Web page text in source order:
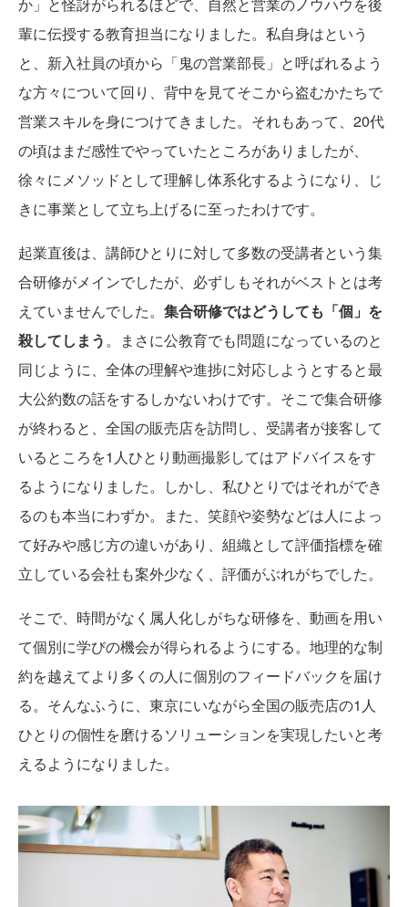
か」と怪訝がられるほどで、自然と営業のノウハウを後
輩に伝授する教育担当になりました。私自身はという
と、新入社員の頃から「鬼の営業部長」と呼ばれるよう
な方々について回り、背中を見てそこから盗むかたちで
営業スキルを身につけてきました。それもあって、20代
の頃はまだ感性でやっていたところがありましたが、
徐々にメソッドとして理解し体系化するようになり、じ
きに事業として立ち上げるに至ったわけです。
起業直後は、講師ひとりに対して多数の受講者という集
合研修がメインでしたが、必ずしもそれがベストとは考
えていませんでした。 集合研修ではどうしても「個」を
殺してしまう。まさに公教育でも問題になっているのと
同じように、全体の理解や進捗に対応しようとすると最
大公約数の話をするしかないわけです。そこで集合研修
が終わると、全国の販売店を訪問し、受講者が接客して
いるところを1人ひとり動画撮影してはアドバイスをす
るようになりました。しかし、私ひとりではそれができ
るのも本当にわずか。また、笑顔や姿勢などは人によっ
て好みや感じ方の違いがあり、組織として評価指標を確
立している会社も案外少なく、評価がぶれがちでした。
そこで、時間がなく属人化しがちな研修を、動画を用い
て個別に学びの機会が得られるようにする。地理的な制
約を越えてより多くの人に個別のフィードバックを届け
る。そんなふうに、東京にいながら全国の販売店の1人
ひとりの個性を磨けるソリューションを実現したいと考
えるようになりました。